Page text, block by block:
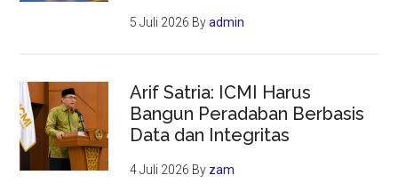
5 Juli 2026 Byadmin
Arif Satria: ICMI Harus
Bangun Peradaban Berbasis
Data dan Integritas
4 Juli 2026 By zam